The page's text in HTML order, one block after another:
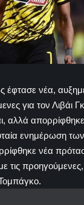
νέα,
για τον Λιβάι
αλλά
ενημέρωση των
νέα
τις προηγούμενες,